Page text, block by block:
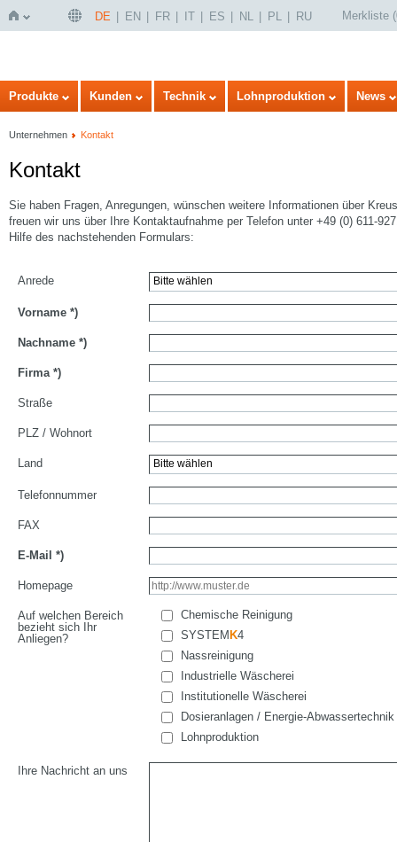
Startseite
DE EN FR IT ES NL PL RU Merkliste (
Produkte Kunden Technik Lohnproduktion News
Unternehmen Kontakt
Kontakt
Sie haben Fragen, Anregungen, wünschen weitere Informationen über
freuen wir uns über Ihre Kontaktaufnahme per Telefon unter +49 (0) 611-
Hilfe des nachstehenden Formulars:
Anrede
Vorname *)
Nachname *)
Firma*)
Straße
PLZ / Wohnort
Land
Telefonnummer
FAX
E-Mail *)
Homepage
Auf welchen Bereich
bezieht sich Ihr
Anliegen?
Chemische Reinigung
SYSTEM K4
Nassreinigung
Industrielle Wäscherei
Institutionelle Wäscherei
Dosieranlagen / Energie-Abwassertechnik
Lohnproduktion
Ihre Nachricht an uns